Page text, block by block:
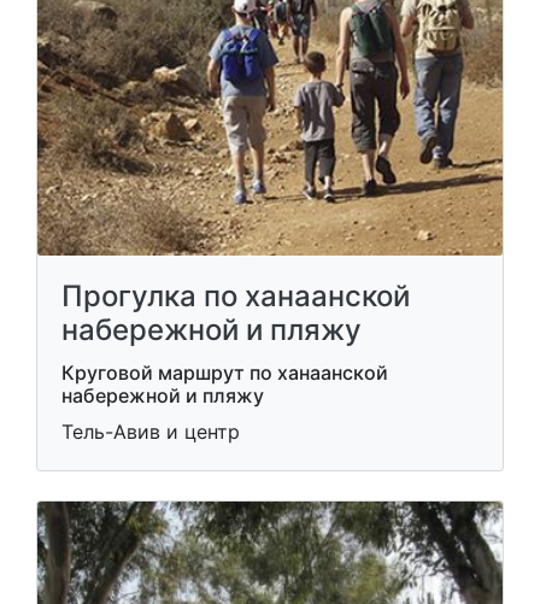
Прогулка по ханаанской
набережной и пляжу
Круговой маршрут по ханаанской
набережной и пляжу
Тель-Авив и центр